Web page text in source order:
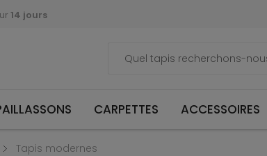
14 jours
CARPETTES ACCESSOIRES
Tapis modernes